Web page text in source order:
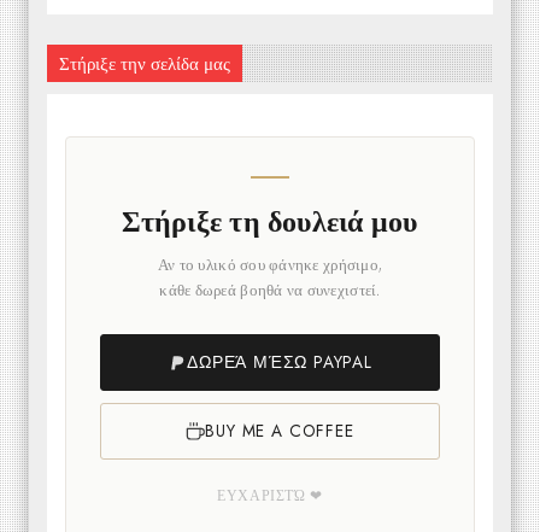
Στήριξε την σελίδα μας
Στήριξε τη δουλειά μου
Αν το υλικό σου φάνηκε χρήσιμο,
κάθε δωρεά βοηθά να συνεχιστεί.
ΔΩΡΕΆ ΜΈΣΩ PAYPAL
BUY ME A COFFEE
ΕΥΧΑΡΙΣΤΏ ❤